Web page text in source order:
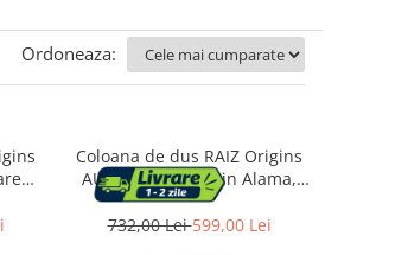
Ordoneaza:
fix
Coloana de dus RAIZ Origins
AURA, 4 functii, Din Alama,
usor de montat, jet reglabil,
Afisaj electronic, materiale
732,00 Lei599,00 Lei